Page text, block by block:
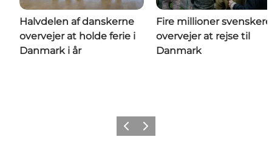
Halvdelen af danskerne
overvejer at holde ferie i
Danmark i år
Fire millioner svenskere
overvejer at rejse til
Danmark
ForrigeNæste